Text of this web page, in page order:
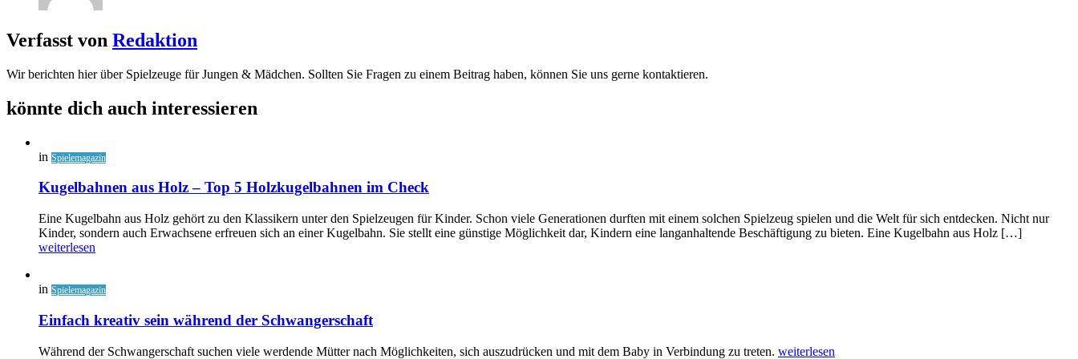
Verfasst von Redaktion
Wir berichten hier über Spielzeuge für Jungen & Mädchen. Sollten Sie Fragen zu einem Beitrag haben, können Sie uns gerne kontaktieren.
könnte dich auch interessieren
in Spielemagazin
Kugelbahnen aus Holz – Top 5 Holzkugelbahnen im Check
Eine Kugelbahn aus Holz gehört zu den Klassikern unter den Spielzeugen für Kinder. Schon viele Generationen durften mit einem solchen Spielzeug spielen und die Welt für sich entdecken. Nicht nur
Kinder, sondern auch Erwachsene erfreuen sich an einer Kugelbahn. Sie stellt eine günstige Möglichkeit dar, Kindern eine langanhaltende Beschäftigung zu bieten. Eine Kugelbahn aus Holz […]
weiterlesen
in Spielemagazin
Einfach kreativ sein während der Schwangerschaft
Während der Schwangerschaft suchen viele werdende Mütter nach Möglichkeiten, sich auszudrücken und mit dem Baby in Verbindung zu treten. weiterlesen